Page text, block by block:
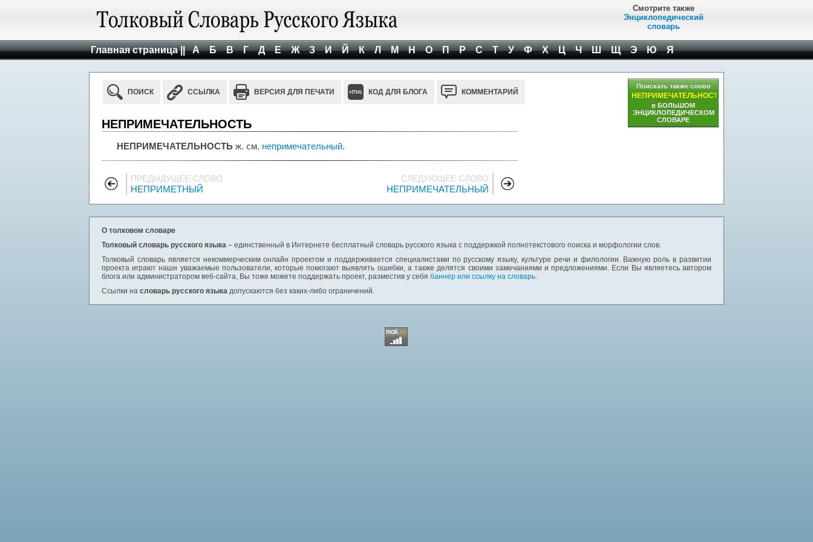
Смотрите также
Энциклопедический
словарь
Главная страница || А Б В Г Д Е Ж З И Й К Л М Н О П Р С Т У Ф Х Ц Ч Ш Щ Э Ю Я
ПОИСК ССЫЛКА ВЕРСИЯ ДЛЯ ПЕЧАТИ КОД ДЛЯ БЛОГА КОММЕНТАРИЙ
НЕПРИМЕЧАТЕЛЬНОСТЬ
НЕПРИМЕЧАТЕЛЬНОСТЬ ж. см. непримечательный.
ПРЕДЫДУЩЕЕ СЛОВО
НЕПРИМЕТНЫЙ
СЛЕДУЮЩЕЕ СЛОВО
НЕПРИМЕЧАТЕЛЬНЫЙ
Поискать также слово
НЕПРИМЕЧАТЕЛЬНОСТЬ
в БОЛЬШОМ
ЭНЦИКЛОПЕДИЧЕСКОМ
СЛОВАРЕ
О толковом словаре
Толковый словарь русского языка – единственный в Интернете бесплатный словарь русского языка с поддержкой полнотекстового поиска и морфологии слов.
Толковый словарь является некоммерческим онлайн проектом и поддерживается специалистами по русскому языку, культуре речи и филологии. Важную роль в развитии
проекта играют наши уважаемые пользователи, которые помогают выявлять ошибки, а также делятся своими замечаниями и предложениями. Если Вы являетесь автором
блога или администратором веб-сайта, Вы тоже можете поддержать проект, разместив у себя баннер или ссылку на словарь.
Ссылки на словарь русского языка допускаются без каких-либо ограничений.